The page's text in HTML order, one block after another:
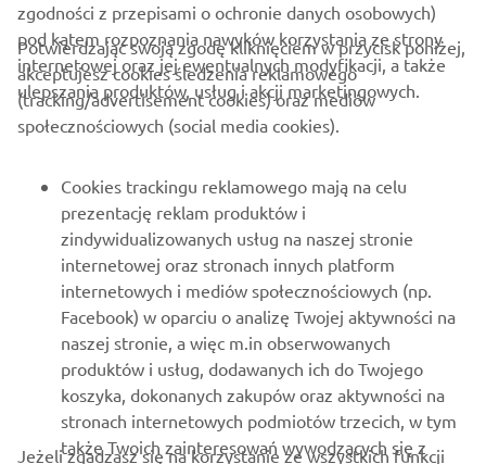
O FIRMIE
WIĘCEJ YAMAHA
WSPARCIE
NEWSLETTER
Bądź na bieżąco z informacjami o najnowszych ofertach,
wydarzeniach specjalnych, nowościach i nie tylko
zgodności z przepisami o ochronie danych osobowych)
pod kątem rozpoznania nawyków korzystania ze strony
internetowej oraz jej ewentualnych modyfikacji, a także
ulepszania produktów, usług i akcji marketingowych.
Potwierdzając swoją zgodę kliknięciem w przycisk poniżej,
akceptujesz cookies śledzenia reklamowego
(tracking/advertisement cookies) oraz mediów
społecznościowych (social media cookies).
Cookies trackingu reklamowego mają na celu
prezentację reklam produktów i
zindywidualizowanych usług na naszej stronie
internetowej oraz stronach innych platform
internetowych i mediów społecznościowych (np.
Facebook) w oparciu o analizę Twojej aktywności na
naszej stronie, a więc m.in obserwowanych
produktów i usług, dodawanych ich do Twojego
koszyka, dokonanych zakupów oraz aktywności na
stronach internetowych podmiotów trzecich, w tym
także Twoich zainteresowań wywodzących się z
Jeżeli zgadzasz się na korzystanie ze wszystkich funkcji